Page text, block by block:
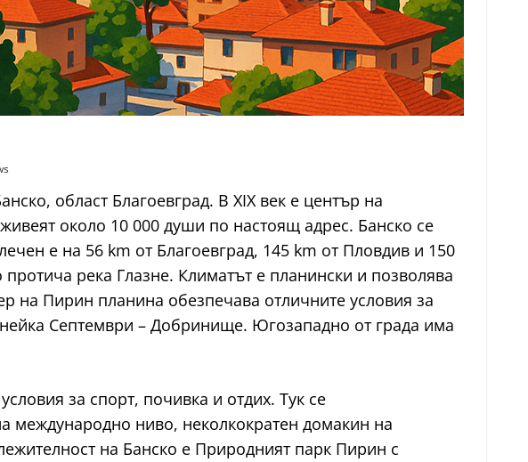
област Благоевград. В XIX век е център на
около 10 000 души по настоящ адрес. Банско се
е на 56 km от Благоевград, 145 km от Пловдив и 150
река Глазне. Климатът е планински и позволява
на Пирин планина обезпечава отличните условия за
Септември – Добринище. Югозападно от града има
за спорт, почивка и отдих. Тук се
международно ниво, неколкократен домакин на
на Банско е Природният парк Пирин с